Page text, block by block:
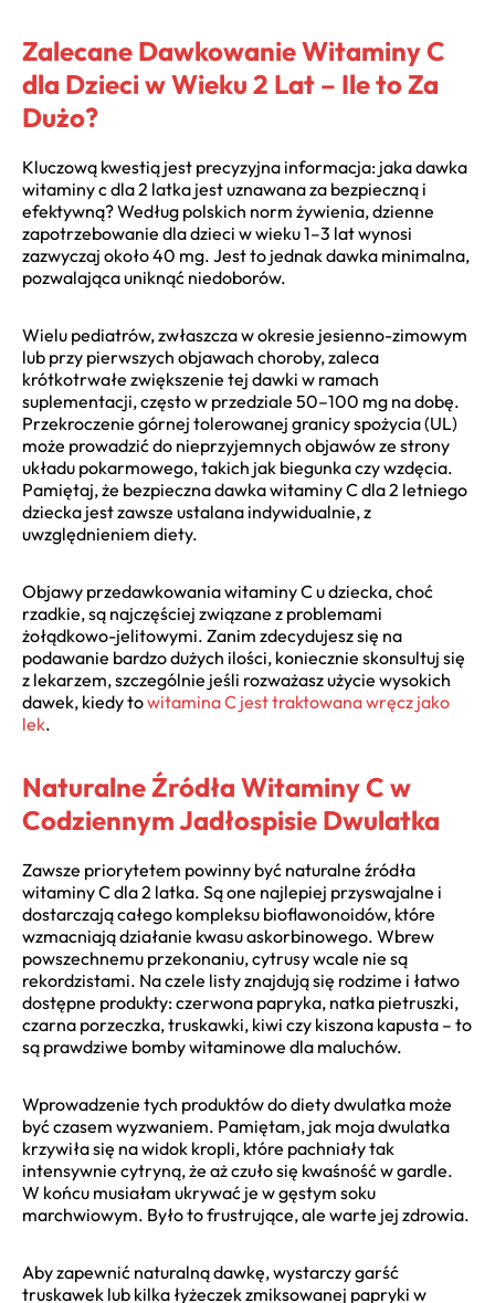
Zalecane Dawkowanie Witaminy C
dla Dzieci w Wieku 2 Lat – Ile to Za
Dużo?
Kluczową kwestią jest precyzyjna informacja: jaka dawka
witaminy c dla 2 latka jest uznawana za bezpieczną i
efektywną? Według polskich norm żywienia, dzienne
zapotrzebowanie dla dzieci w wieku 1–3 lat wynosi
zazwyczaj około 40 mg. Jest to jednak dawka minimalna,
pozwalająca uniknąć niedoborów.
Wielu pediatrów, zwłaszcza w okresie jesienno-zimowym
lub przy pierwszych objawach choroby, zaleca
krótkotrwałe zwiększenie tej dawki w ramach
suplementacji, często w przedziale 50–100 mg na dobę.
Przekroczenie górnej tolerowanej granicy spożycia (UL)
może prowadzić do nieprzyjemnych objawów ze strony
układu pokarmowego, takich jak biegunka czy wzdęcia.
Pamiętaj, że bezpieczna dawka witaminy C dla 2 letniego
dziecka jest zawsze ustalana indywidualnie, z
uwzględnieniem diety.
Objawy przedawkowania witaminy C u dziecka, choć
rzadkie, są najczęściej związane z problemami
żołądkowo-jelitowymi. Zanim zdecydujesz się na
podawanie bardzo dużych ilości, koniecznie skonsultuj się
z lekarzem, szczególnie jeśli rozważasz użycie wysokich
dawek, kiedy towitamina C jest traktowana wręcz jako
lek.
Naturalne Źródła Witaminy C w
Codziennym Jadłospisie Dwulatka
Zawsze priorytetem powinny być naturalne źródła
witaminy C dla 2 latka. Są one najlepiej przyswajalne i
dostarczają całego kompleksu bioflawonoidów, które
wzmacniają działanie kwasu askorbinowego. Wbrew
powszechnemu przekonaniu, cytrusy wcale nie są
rekordzistami. Na czele listy znajdują się rodzime i łatwo
dostępne produkty: czerwona papryka, natka pietruszki,
czarna porzeczka, truskawki, kiwi czy kiszona kapusta – to
są prawdziwe bomby witaminowe dla maluchów.
Wprowadzenie tych produktów do diety dwulatka może
być czasem wyzwaniem. Pamiętam, jak moja dwulatka
krzywiła się na widok kropli, które pachniały tak
intensywnie cytryną, że aż czuło się kwaśność w gardle.
W końcu musiałam ukrywać je w gęstym soku
marchwiowym. Było to frustrujące, ale warte jej zdrowia.
Aby zapewnić naturalną dawkę, wystarczy garść
truskawek lub kilka łyżeczek zmiksowanej papryki w